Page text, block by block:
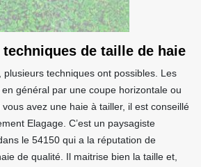
de taille de haie
plusieurs techniques ont possibles. Les
général par une coupe horizontale ou
avez une haie à tailler, il est conseillé
Elagage. C’est un paysagiste
le 54150 qui a la réputation de
de qualité. Il maitrise bien la taille et,